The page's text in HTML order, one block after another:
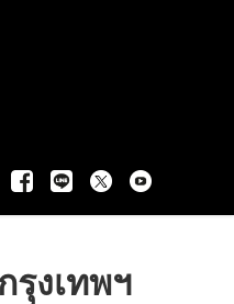
งเทพฯ